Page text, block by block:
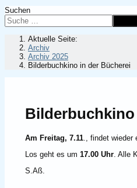
Suchen
Aktuelle Seite:
Archiv
Archiv 2025
Bilderbuchkino in der Bücherei
Am Freitag, 7.11 ., findet
Los geht es um 17.00 Uhr . Alle
S.Aß.